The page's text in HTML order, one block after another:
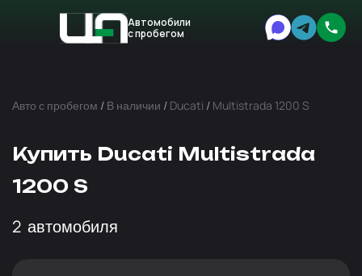
Автомобили
с пробегом
Авто с пробегом / В наличии / Ducati / Multistrada 1200 S
Купить Ducati Multistrada
1200 S
2 автомобиля